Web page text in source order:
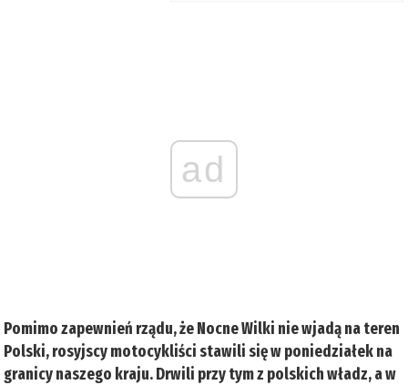
ad
Pomimo zapewnień rządu, że Nocne Wilki nie wjadą na teren
Polski, rosyjscy motocykliści stawili się w poniedziałek na
granicy naszego kraju. Drwili przy tym z polskich władz, a w